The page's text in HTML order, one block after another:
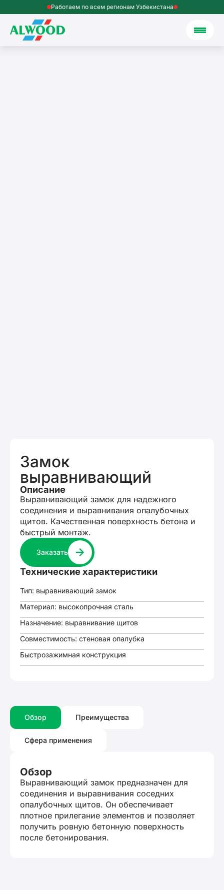
Работаем по всем регионам Узбекистана
Замок
выравнивающий
Описание
Выравнивающий замок для надежного
соединения и выравнивания опалубочных
щитов. Качественная поверхность бетона и
быстрый монтаж.
Заказать
Технические характеристики
Тип: выравнивающий замок
Материал: высокопрочная сталь
Назначение: выравнивание щитов
Совместимость: стеновая опалубка
Быстрозажимная конструкция
Обзор Преимущества
Сфера применения
Обзор
Выравнивающий замок предназначен для
соединения и выравнивания соседних
опалубочных щитов. Он обеспечивает
плотное прилегание элементов и позволяет
получить ровную бетонную поверхность
после бетонирования.